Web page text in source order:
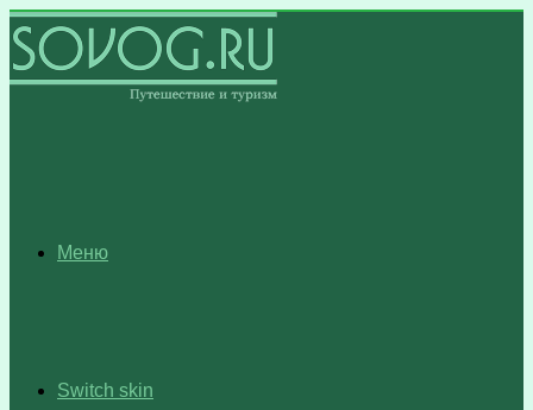
Меню
Switch skin